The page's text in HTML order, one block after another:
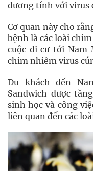
dương tính với virus
Cơ quan này cho
bệnh là các loài
cuộc di cư tới Nam
chim nhiễm virus
Du khách đến
Sandwich được
sinh học và công
liên quan đến các